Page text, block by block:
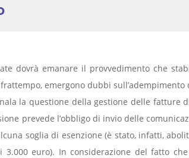
dovrà emanare il provvedimento che
emergono dubbi
la questione della gestione delle fatture
prevede l’obbligo di invio delle
soglia di esenzione (è stato, infatti,
3.000 euro). In considerazione del fatto